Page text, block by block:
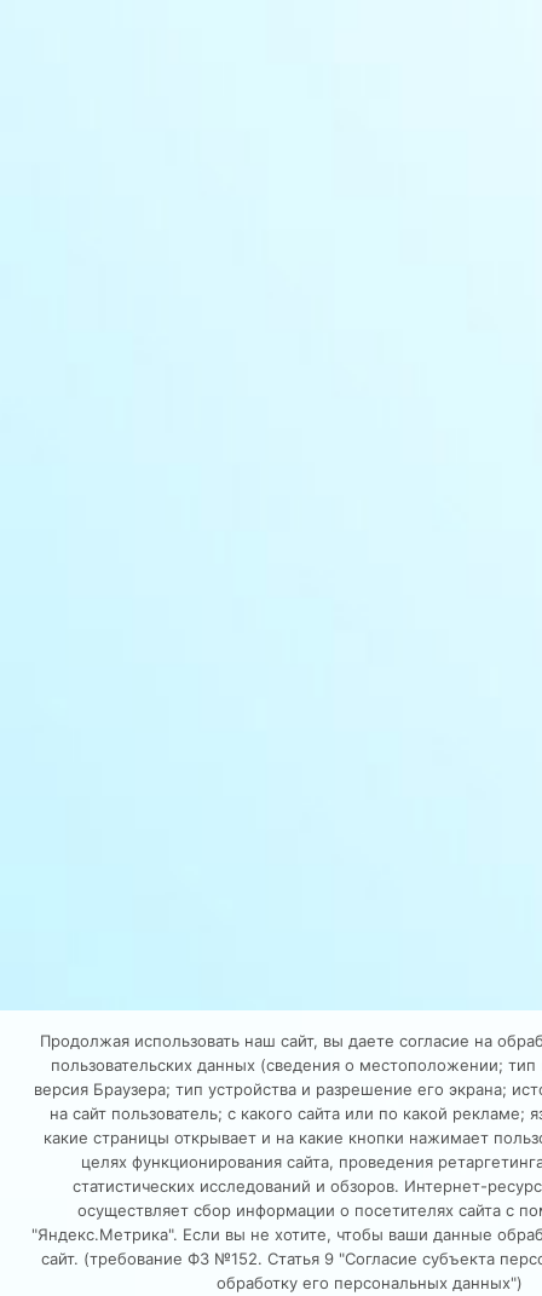
Продолжая использовать наш сайт, вы даете согласие на
пользовательских данных (сведения о местоположении;
версия Браузера; тип устройства и разрешение его экрана;
на сайт пользователь; с какого сайта или по какой рекламе;
какие страницы открывает и на какие кнопки нажимает
целях функционирования сайта, проведения
статистических исследований и обзоров. Интернет-
осуществляет сбор информации о посетителях сайта с
"Яндекс.Метрика". Если вы не хотите, чтобы ваши данные
сайт. (требование ФЗ №152. Статья 9 "Согласие субъекта
обработку его персональных данных")